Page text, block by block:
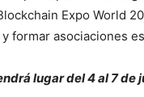
Expo World
formar asociaciones
lugar del 4 al 7 de